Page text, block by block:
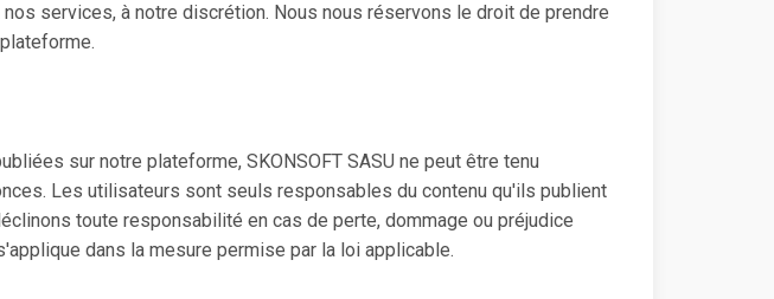
services, à notre discrétion. Nous nous réservons le droit de prendre
sur notre plateforme, SKONSOFT SASU ne peut être tenu
Les utilisateurs sont seuls responsables du contenu qu'ils publient
toute responsabilité en cas de perte, dommage ou préjudice
dans la mesure permise par la loi applicable.